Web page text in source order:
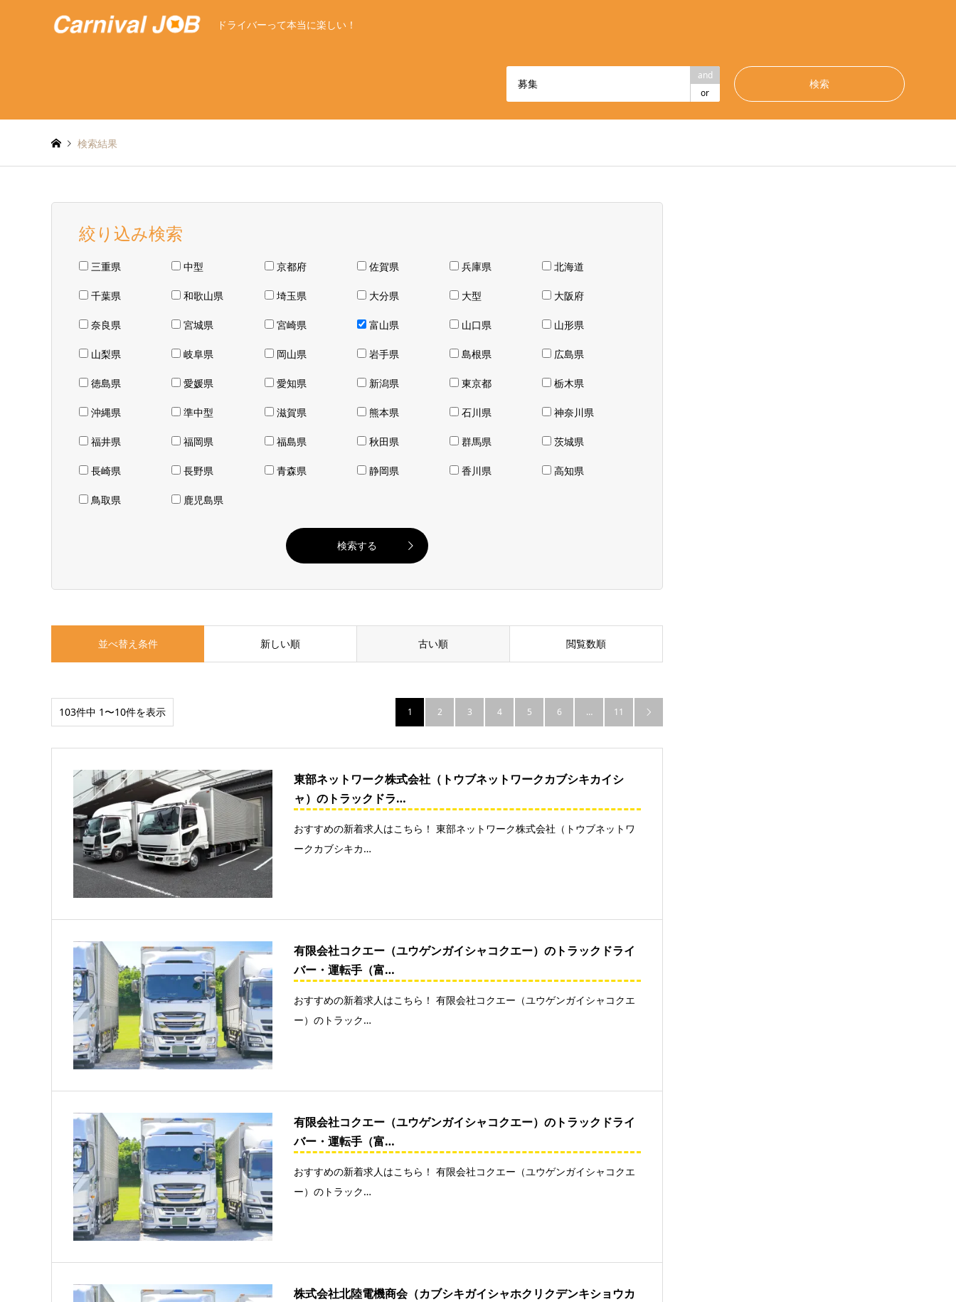
ドライバーって本当に楽しい！
and
or
検索結果
絞り込み検索
三重県 中型 京都府 佐賀県 兵庫県 北海道
千葉県 和歌山県 埼玉県 大分県 大型 大阪府
奈良県 宮城県 宮崎県 富山県 山口県 山形県
山梨県 岐阜県 岡山県 岩手県 島根県 広島県
徳島県 愛媛県 愛知県 新潟県 東京都 栃木県
沖縄県 準中型 滋賀県 熊本県 石川県 神奈川県
福井県 福岡県 福島県 秋田県 群馬県 茨城県
長崎県 長野県 青森県 静岡県 香川県 高知県
鳥取県 鹿児島県
並べ替え条件 新しい順 古い順 閲覧数順
103件中 1〜10件を表示 1 2 3 4 5 6 … 11 
東部ネットワーク株式会社（トウブネットワークカブシキカイシ
ャ）のトラックドラ…
おすすめの新着求人はこちら！ 東部ネットワーク株式会社（トウブネットワ
ークカブシキカ…
有限会社コクエー（ユウゲンガイシャコクエー）のトラックドライ
バー・運転手（富…
おすすめの新着求人はこちら！ 有限会社コクエー（ユウゲンガイシャコクエ
ー）のトラック…
有限会社コクエー（ユウゲンガイシャコクエー）のトラックドライ
バー・運転手（富…
おすすめの新着求人はこちら！ 有限会社コクエー（ユウゲンガイシャコクエ
ー）のトラック…
株式会社北陸電機商会（カブシキガイシャホクリクデンキショウカ